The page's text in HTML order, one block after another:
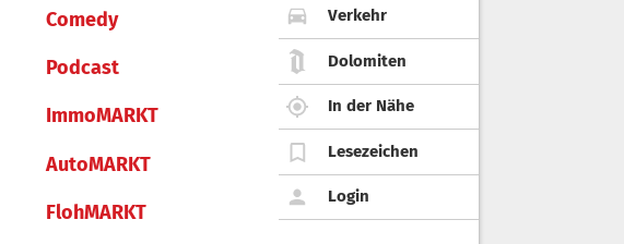
Comedy
Podcast
ImmoMARKT
AutoMARKT
FlohMARKT
Verkehr
Dolomiten
In der Nähe
Lesezeichen
Login